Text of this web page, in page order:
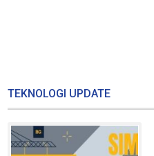
TEKNOLOGI UPDATE